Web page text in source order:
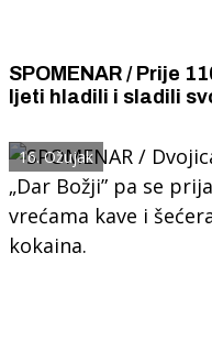
SPOMENAR / Prije
ljeti hladili i sladili
16. Ožujak